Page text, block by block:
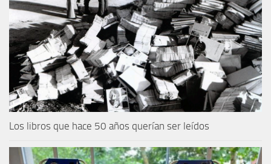
Los libros que hace 50 años querían ser leídos